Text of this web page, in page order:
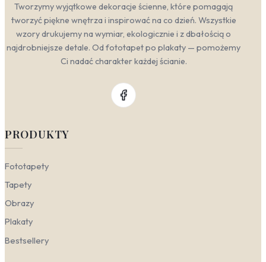
Tworzymy wyjątkowe dekoracje ścienne, które pomagają
tworzyć piękne wnętrza i inspirować na co dzień. Wszystkie
wzory drukujemy na wymiar, ekologicznie i z dbałością o
najdrobniejsze detale. Od fototapet po plakaty — pomożemy
Ci nadać charakter każdej ścianie.
PRODUKTY
Fototapety
Tapety
Obrazy
Plakaty
Bestsellery